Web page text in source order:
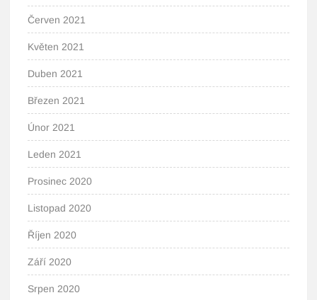
Červen 2021
Květen 2021
Duben 2021
Březen 2021
Únor 2021
Leden 2021
Prosinec 2020
Listopad 2020
Říjen 2020
Září 2020
Srpen 2020